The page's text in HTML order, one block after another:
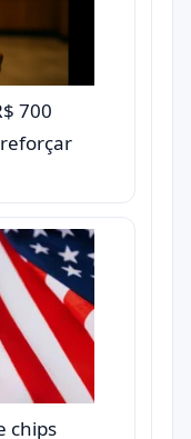
700
chips